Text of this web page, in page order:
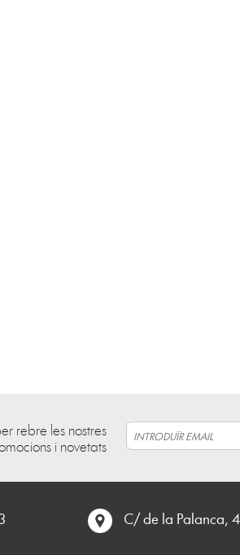
rebre les nostres
i novetats
C/ de la Palanca,